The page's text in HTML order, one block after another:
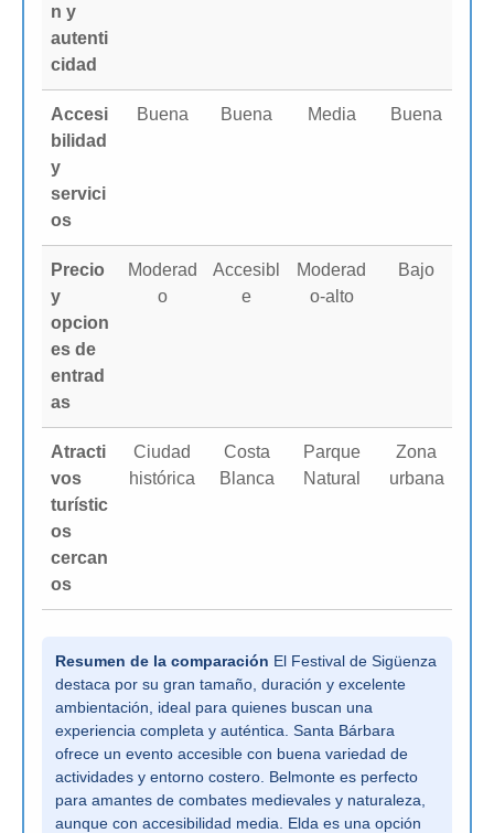
n y
autenti
cidad
Accesi
bilidad
y
servici
os
Buena Buena Media Buena
Precio
y
opcion
es de
entrad
as
Moderad
o
Accesibl
e
Moderad
o-alto
Bajo
Atracti
vos
turístic
os
cercan
os
Ciudad
histórica
Costa
Blanca
Parque
Natural
Zona
urbana
Resumen de la comparación El Festival de Sigüenza
destaca por su gran tamaño, duración y excelente
ambientación, ideal para quienes buscan una
experiencia completa y auténtica. Santa Bárbara
ofrece un evento accesible con buena variedad de
actividades y entorno costero. Belmonte es perfecto
para amantes de combates medievales y naturaleza,
aunque con accesibilidad media. Elda es una opción